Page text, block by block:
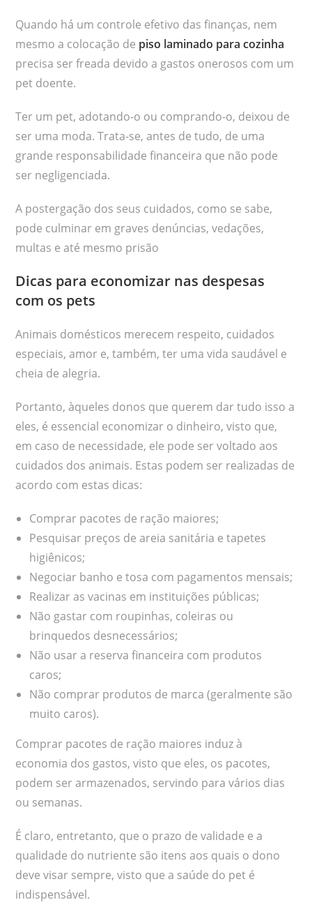
Quando há um controle efetivo das finanças, nem
mesmo a colocação de piso laminado para cozinha
precisa ser freada devido a gastos onerosos com um
pet doente.
Ter um pet, adotando-o ou comprando-o, deixou de
ser uma moda. Trata-se, antes de tudo, de uma
grande responsabilidade financeira que não pode
ser negligenciada.
A postergação dos seus cuidados, como se sabe,
pode culminar em graves denúncias, vedações,
multas e até mesmo prisão
Dicas para economizar nas despesas
com os pets
Animais domésticos merecem respeito, cuidados
especiais, amor e, também, ter uma vida saudável e
cheia de alegria.
Portanto, àqueles donos que querem dar tudo isso a
eles, é essencial economizar o dinheiro, visto que,
em caso de necessidade, ele pode ser voltado aos
cuidados dos animais. Estas podem ser realizadas de
acordo com estas dicas:
Comprar pacotes de ração maiores;
Pesquisar preços de areia sanitária e tapetes
higiênicos;
Negociar banho e tosa com pagamentos mensais;
Realizar as vacinas em instituições públicas;
Não gastar com roupinhas, coleiras ou
brinquedos desnecessários;
Não usar a reserva financeira com produtos
caros;
Não comprar produtos de marca (geralmente são
muito caros).
Comprar pacotes de ração maiores induz à
economia dos gastos, visto que eles, os pacotes,
podem ser armazenados, servindo para vários dias
ou semanas.
É claro, entretanto, que o prazo de validade e a
qualidade do nutriente são itens aos quais o dono
deve visar sempre, visto que a saúde do pet é
indispensável.